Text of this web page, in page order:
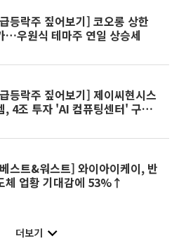
등락주 짚어보기] 코오롱 상한
…우원식 테마주 연일 상승세
등락주 짚어보기] 제이씨현시스
, 4조 투자 'AI 컴퓨팅센터' 구축
스트&워스트] 와이아이케이, 반
체 업황 기대감에 53%↑
더보기